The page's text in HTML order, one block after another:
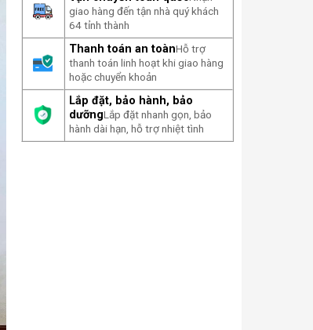
giao hàng đến tận nhà quý khách
64 tỉnh thành
Thanh toán an toànHỗ trợ
thanh toán linh hoạt khi giao hàng
hoặc chuyển khoản
Lắp đặt, bảo hành, bảo
dưỡngLắp đặt nhanh gọn, bảo
hành dài hạn, hỗ trợ nhiệt tình